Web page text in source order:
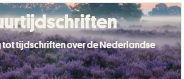
tot tijdschriften over de Nederlandse